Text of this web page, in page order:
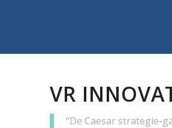
VR
“De Caesar strategie-